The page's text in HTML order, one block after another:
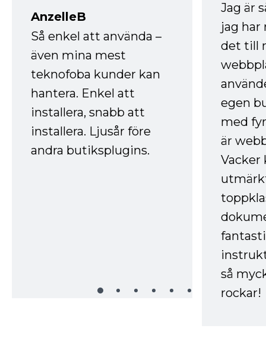
AnzelleB
Så enkel att använda –
även mina mest
teknofoba kunder kan
hantera. Enkel att
installera, snabb att
installera. Ljusår före
andra butiksplugins.
Jag är
jag
det till
egen
med
är
Vacker
så
rockar!